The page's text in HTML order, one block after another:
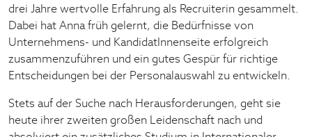
drei Jahre wertvolle Erfahrung als Recruiterin gesammelt.
Dabei hat Anna früh gelernt, die Bedürfnisse von
Unternehmens- und KandidatInnenseite erfolgreich
zusammenzuführen und ein gutes Gespür für richtige
Entscheidungen bei der Personalauswahl zu entwickeln.
Stets auf der Suche nach Herausforderungen, geht sie
heute ihrer zweiten großen Leidenschaft nach und